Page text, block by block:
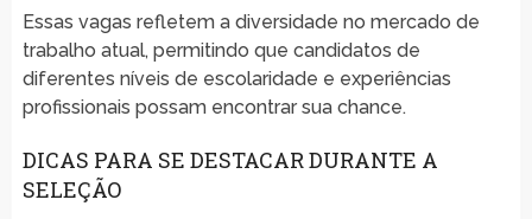
Essas vagas refletem a diversidade no mercado de
trabalho atual, permitindo que candidatos de
diferentes níveis de escolaridade e experiências
profissionais possam encontrar sua chance.
DICAS PARA SE DESTACAR DURANTE A
SELEÇÃO